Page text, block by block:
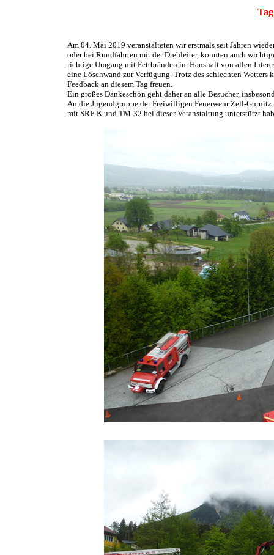
Am 04. Mai 2019 veranstalteten wir erstmals seit Jahren
oder bei Rundfahrten mit der Drehleiter, konnten auch
richtige Umgang mit Fettbränden im Haushalt von allen
eine Löschwand zur Verfügung. Trotz des schlechten
Feedback an diesem Tag freuen.
Ein großes Dankeschön geht daher an alle Besucher,
An die Jugendgruppe der Freiwilligen Feuerwehr Zell-Gurnitz
mit SRF-K und TM-32 bei dieser Veranstaltung unterstützt